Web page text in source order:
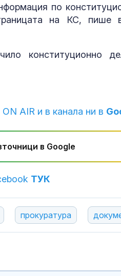
по
на КС, пише
конституционно
AIR и в канала ни в
в Google
ТУК
прокуратура